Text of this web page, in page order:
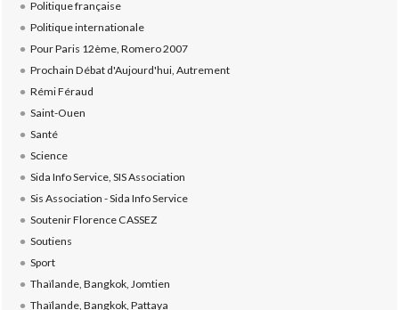
Politique française
Politique internationale
Pour Paris 12ème, Romero 2007
Prochain Débat d'Aujourd'hui, Autrement
Rémi Féraud
Saint-Ouen
Santé
Science
Sida Info Service, SIS Association
Sis Association - Sida Info Service
Soutenir Florence CASSEZ
Soutiens
Sport
Thaïlande, Bangkok, Jomtien
Thaïlande, Bangkok, Pattaya